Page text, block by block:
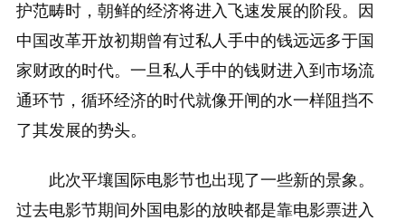
护范畴时，朝鲜的经济将进入飞速发展的阶段。因
中国改革开放初期曾有过私人手中的钱远远多于国
家财政的时代。一旦私人手中的钱财进入到市场流
通环节，循环经济的时代就像开闸的水一样阻挡不
了其发展的势头。
此次平壤国际电影节也出现了一些新的景象。
过去电影节期间外国电影的放映都是靠电影票进入